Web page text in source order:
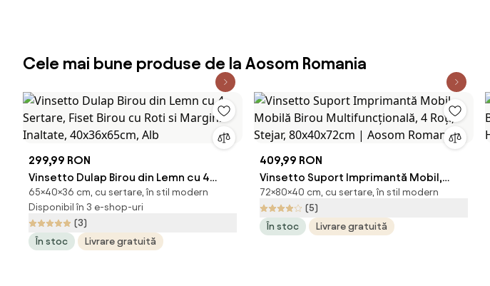
Cele mai bune produse de la Aosom Romania
299,99 RON
Vinsetto Dulap Birou din Lemn cu 4
Sertare, Fiset Birou cu Roti si Margini
Inaltate, 40x36x65cm, Alb
65×40×36 cm, cu sertare, în stil modern
Disponibil în 3 e-shop-uri
(3)
În stoc
Livrare gratuită
409,99 RON
Vinsetto Suport Imprimantă Mobil,
Mobilă Birou Multifuncțională, 4 Roți,
Stejar, 80x40x72cm | Aosom Romania
72×80×40 cm, cu sertare, în stil modern
(5)
În stoc
Livrare gratuită